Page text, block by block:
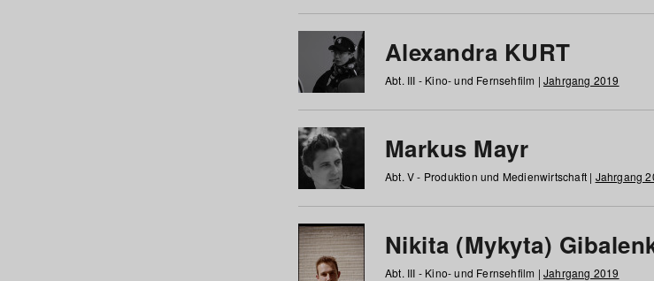
Alexandra KURT
Abt. III - Kino- und Fernsehfilm | Jahrgang 2019
Markus Mayr
Abt. V - Produktion und Medienwirtschaft | Jahrgang
Nikita (Mykyta)
Abt. III - Kino- und Fernsehfilm | Jahrgang 2019